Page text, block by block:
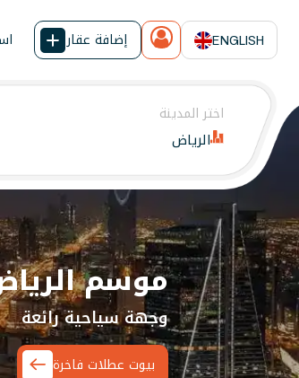
إضافة عقار ENGLISH
اختر المدينة
الرياض
إيجار شاليهات
موسم الرياض
وجهة سياحية رائعة
بيوت عطلات فاخرة